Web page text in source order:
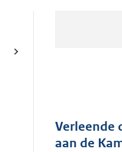
Verleende
aan de